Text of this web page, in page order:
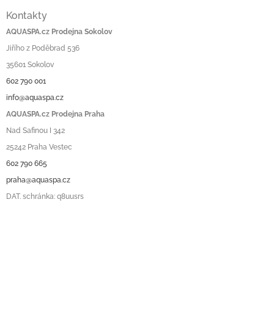
Kontakty
AQUASPA.cz Prodejna Sokolov
Jiřího z Poděbrad 536
35601 Sokolov
602 790 001
info@aquaspa.cz
AQUASPA.cz Prodejna Praha
Nad Safinou I 342
25242 Praha Vestec
602 790 665
praha@aquaspa.cz
DAT. schránka: q8uusrs